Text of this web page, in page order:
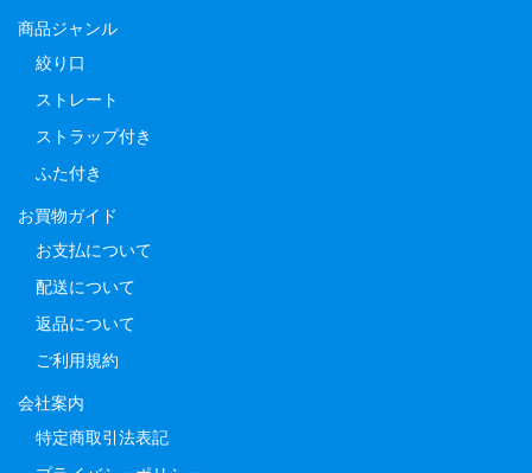
商品ジャンル
絞り口
ストレート
ストラップ付き
ふた付き
お買物ガイド
お支払について
配送について
返品について
ご利用規約
会社案内
特定商取引法表記